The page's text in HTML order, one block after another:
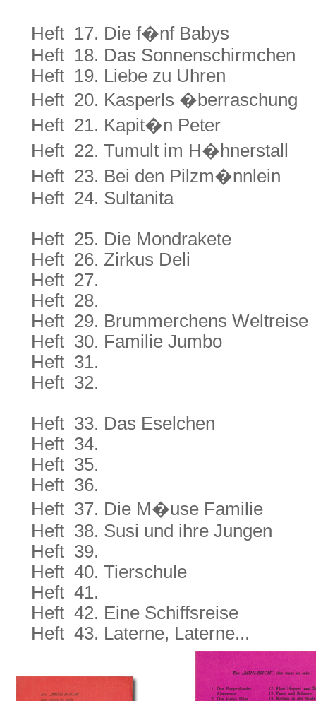
Heft 17. Die f�nf Babys
Heft 18. Das Sonnenschirmchen
Heft 19. Liebe zu Uhren
Heft 20. Kasperls �berraschung
Heft 21. Kapit�n Peter
Heft 22. Tumult im H�hnerstall
Heft 23. Bei den Pilzm�nnlein
Heft 24. Sultanita
Heft 25. Die Mondrakete
Heft 26. Zirkus Deli
Heft 27.
Heft 28.
Heft 29. Brummerchens Weltreise
Heft 30. Familie Jumbo
Heft 31.
Heft 32.
Heft 33. Das Eselchen
Heft 34.
Heft 35.
Heft 36.
Heft 37. Die M�use Familie
Heft 38. Susi und ihre Jungen
Heft 39.
Heft 40. Tierschule
Heft 41.
Heft 42. Eine Schiffsreise
Heft 43. Laterne, Laterne...